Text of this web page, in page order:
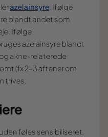
azelainsyre . Ifølge
blandt andet som
Ifølge
azelainsyre blandt
akne-relaterede
(fx 2–3 aftener om
trives.
føles sensibiliseret,